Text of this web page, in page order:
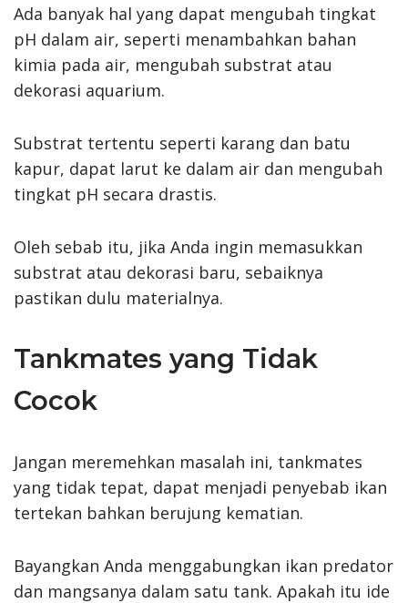
Ada banyak hal yang dapat mengubah tingkat
pH dalam air, seperti menambahkan bahan
kimia pada air, mengubah substrat atau
dekorasi aquarium.
Substrat tertentu seperti karang dan batu
kapur, dapat larut ke dalam air dan mengubah
tingkat pH secara drastis.
Oleh sebab itu, jika Anda ingin memasukkan
substrat atau dekorasi baru, sebaiknya
pastikan dulu materialnya.
Tankmates yang Tidak
Cocok
Jangan meremehkan masalah ini, tankmates
yang tidak tepat, dapat menjadi penyebab ikan
tertekan bahkan berujung kematian.
Bayangkan Anda menggabungkan ikan predator
dan mangsanya dalam satu tank. Apakah itu ide